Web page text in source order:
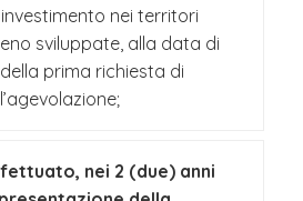
nei territori
sviluppate, alla data di
prima richiesta di
nei 2 (due) anni